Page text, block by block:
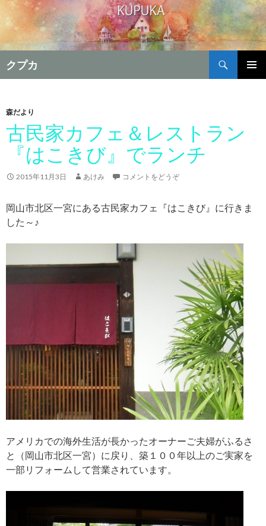
クプカ
索
ン
へ
森だより
古民家カフェ＆レストラン
『はこきび』でランチ
2015年11月3日 あけみ コメントをどうぞ
岡山市北区一宮にある古民家カフェ『はこきび』に行きま
した～♪
アメリカでの海外生活が長かったオーナーご夫婦がふるさ
と（岡山市北区一宮）に戻り、築１００年以上のご実家を
一部リフォームして営業されています。